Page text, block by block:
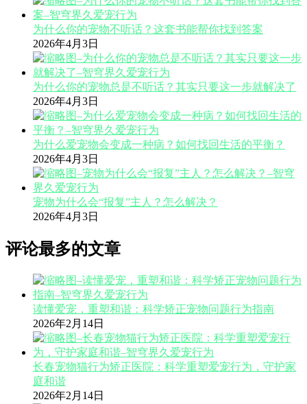
为什么你的宠物不听话？这套书能帮你找到答案
2026年4月3日
为什么你的宠物总是不听话？其实只要这一步就解决了
2026年4月3日
为什么爱宠物会变成一种病？如何找回生活的平衡？
2026年4月3日
宠物为什么会“报复”主人？怎么解决？
2026年4月3日
评论最多的文章
读懂爱宠，重塑和谐：科学矫正宠物问题行为指南
2026年2月14日
长春宠物猫行为矫正医院：科学重塑爱宠行为，守护家
庭和谐
2026年2月14日